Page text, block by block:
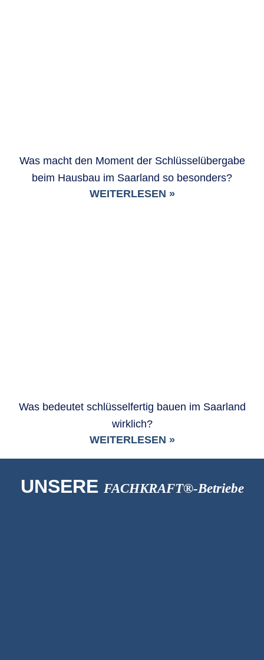
Was macht den Moment der Schlüsselübergabe
beim Hausbau im Saarland so besonders?
WEITERLESEN »
Was bedeutet schlüsselfertig bauen im Saarland
wirklich?
WEITERLESEN »
UNSERE FACHKRAFT®-Betriebe